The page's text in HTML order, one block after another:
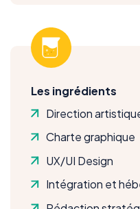
Les ingrédients
Direction
Charte graphique
UX/UI Design
Intégration et